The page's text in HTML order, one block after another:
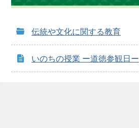
伝統や文化に関する教育
いのちの授業 ー道徳参観日ー